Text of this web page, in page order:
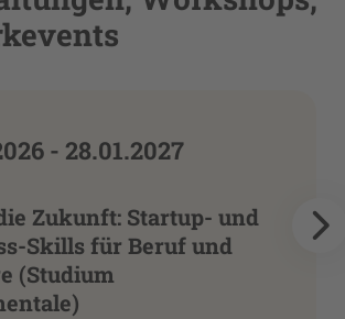
- 28.01.2027
Zukunft: Startup- und
Skills für Beruf und
(Studium